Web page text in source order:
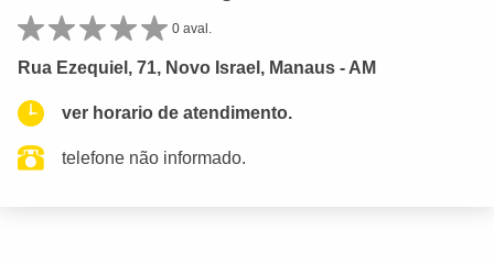
0 aval.
Rua Ezequiel, 71, Novo Israel, Manaus - AM
ver horario de atendimento.
telefone não informado.